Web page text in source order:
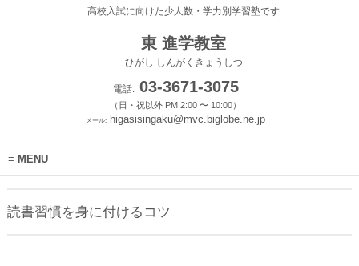
高校入試に向けた少人数・学力別学習塾です
東 進学教室
ひがし しんがくきょうしつ
電話:03-3671-3075
（日・祝以外 PM 2:00 〜 10:00）
メール: higasisingaku@mvc.biglobe.ne.jp
MENU
読書習慣を身に付けるコツ